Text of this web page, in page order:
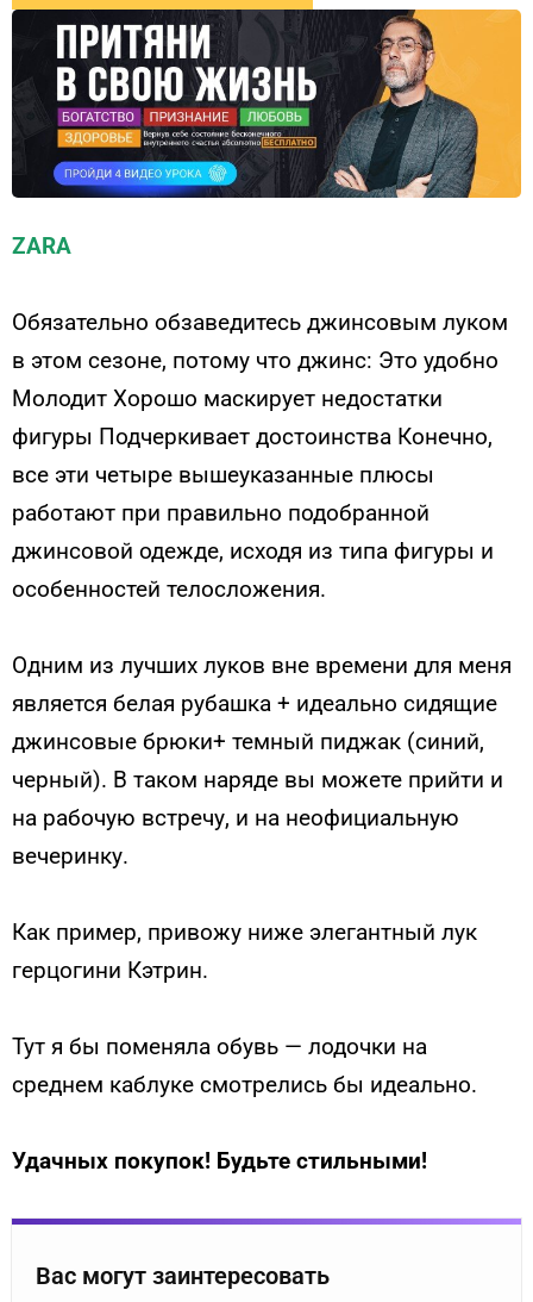
ZARA
Обязательно обзаведитесь джинсовым луком
в этом сезоне, потому что джинс: Это удобно
Молодит Хорошо маскирует недостатки
фигуры Подчеркивает достоинства Конечно,
все эти четыре вышеуказанные плюсы
работают при правильно подобранной
джинсовой одежде, исходя из типа фигуры и
особенностей телосложения.
Одним из лучших луков вне времени для меня
является белая рубашка + идеально сидящие
джинсовые брюки+ темный пиджак (синий,
черный). В таком наряде вы можете прийти и
на рабочую встречу, и на неофициальную
вечеринку.
Как пример, привожу ниже элегантный лук
герцогини Кэтрин.
Тут я бы поменяла обувь — лодочки на
среднем каблуке смотрелись бы идеально.
Удачных покупок! Будьте стильными!
Вас могут заинтересовать